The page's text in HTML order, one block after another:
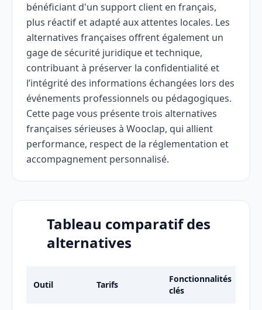
bénéficiant d'un support client en français,
plus réactif et adapté aux attentes locales. Les
alternatives françaises offrent également un
gage de sécurité juridique et technique,
contribuant à préserver la confidentialité et
l’intégrité des informations échangées lors des
événements professionnels ou pédagogiques.
Cette page vous présente trois alternatives
françaises sérieuses à Wooclap, qui allient
performance, respect de la réglementation et
accompagnement personnalisé.
Tableau comparatif des
alternatives
Outil Tarifs
Fonctionnalités
clés